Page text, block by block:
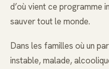
d’où vient ce programme
sauver tout le monde.
Dans les familles où un
instable, malade,